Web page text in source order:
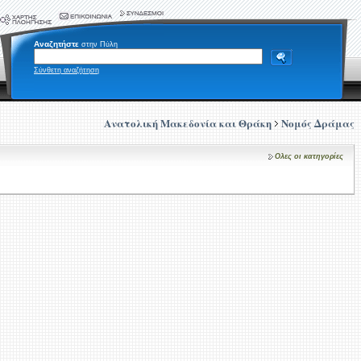
Αναζητήστε στην Πύλη
Σύνθετη αναζήτηση
Ανατολική Μακεδονία και Θράκη Νομός Δράμας
Ολες οι κατηγορίες